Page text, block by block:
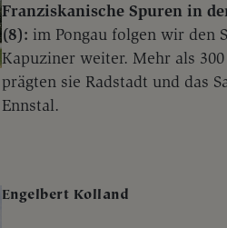
Franziskanische Spuren in
(8): im Pongau folgen wir den
Kapuziner weiter. Mehr als 300
prägten sie Radstadt und das
Ennstal.
Engelbert Kolland